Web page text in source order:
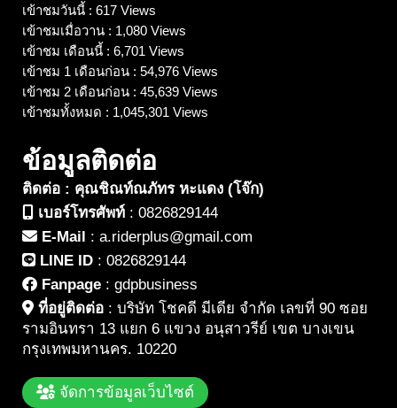
เข้าชมวันนี้ : 617 Views
เข้าชมเมื่อวาน : 1,080 Views
เข้าชม เดือนนี้ : 6,701 Views
เข้าชม 1 เดือนก่อน : 54,976 Views
เข้าชม 2 เดือนก่อน : 45,639 Views
เข้าชมทั้งหมด : 1,045,301 Views
ข้อมูลติดต่อ
ติดต่อ : คุณชิณท์ณภัทร หะแดง (โจ๊ก)
เบอร์โทรศัพท์ : 0826829144
E-Mail : a.riderplus@gmail.com
LINE ID : 0826829144
Fanpage : gdpbusiness
ที่อยู่ติดต่อ : บริษัท โชคดี มีเดีย จำกัด เลขที่ 90 ซอย
รามอินทรา 13 แยก 6 แขวง อนุสาวรีย์ เขต บางเขน
กรุงเทพมหานคร. 10220
จัดการข้อมูลเว็บไซต์